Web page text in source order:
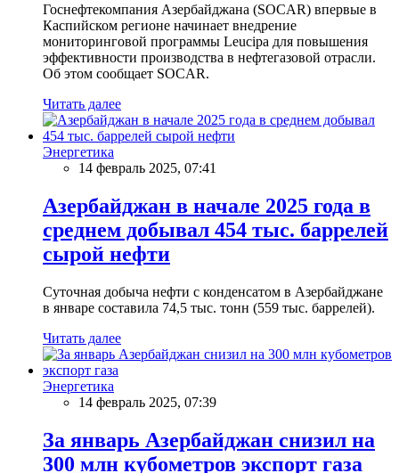
Госнефтекомпания Азербайджана (SOCAR) впервые в
Каспийском регионе начинает внедрение
мониторинговой программы Leucipa для повышения
эффективности производства в нефтегазовой отрасли.
Об этом сообщает SOCAR.
Читать далее
Энергетика
14 февраль 2025, 07:41
Азербайджан в начале 2025 года в
среднем добывал 454 тыс. баррелей
сырой нефти
Суточная добыча нефти с конденсатом в Азербайджане
в январе составила 74,5 тыс. тонн (559 тыс. баррелей).
Читать далее
Энергетика
14 февраль 2025, 07:39
За январь Азербайджан снизил на
300 млн кубометров экспорт газа